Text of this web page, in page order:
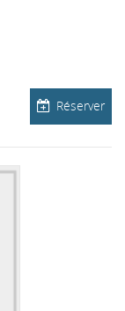
Réserver